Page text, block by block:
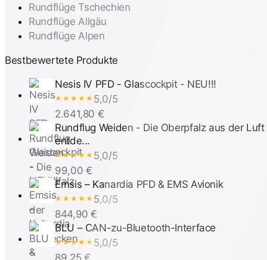
Rundflüge Tschechien
Rundflüge Allgäu
Rundflüge Alpen
Bestbewertete Produkte
Nesis IV PFD - Glascockpit - NEU!!!
★★★★★ 5,0/5
2.641,80 €
Rundflug Weiden - Die Oberpfalz aus der Luft
entde...
★★★★★ 5,0/5
99,00 €
Emsis – Kanardia PFD & EMS Avionik
★★★★★ 5,0/5
844,90 €
BLU – CAN-zu-Bluetooth-Interface
★★★★★ 5,0/5
89,25 €